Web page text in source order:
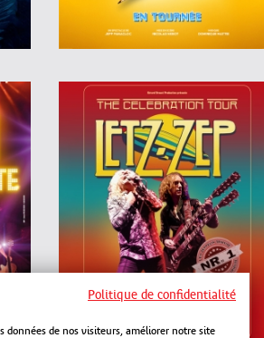
Politique de confidentialité
données de nos visiteurs, améliorer notre site